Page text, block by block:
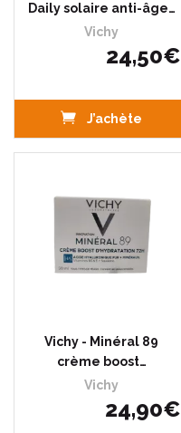
Daily solaire anti-âge…
Vichy
24,50€
J’achète
Vichy - Minéral 89
crème boost…
Vichy
24,90€